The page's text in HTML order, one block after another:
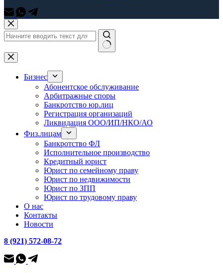
Перейти
к
сути
Ничего
не
найденоБизнес
Абонентское обслуживание
Арбитражные споры
Банкротство юр.лиц
Регистрация организаций
Ликвидация ООО/ИП/НКО/АО
Физ.лицам
Банкротство ФЛ
Исполнительное производство
Кредитный юрист
Юрист по семейному праву
Юрист по недвижимости
Юрист по ЗПП
Юрист по трудовому праву
О нас
Контакты
Новости
8 (921) 572-08-72